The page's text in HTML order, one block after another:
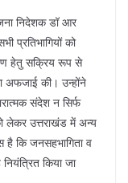
निदेशक डॉ आर
प्रतिभागियों को
हेतु सक्रिय रूप से
अफजाई की। उन्होंने
संदेश न सिर्फ
लेकर उत्तराखंड में अन्य
है कि जनसहभागिता व
किया जा